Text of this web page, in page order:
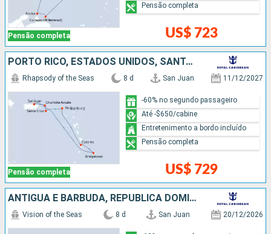
Pensão completa US$ 723
Pensão completa
PORTO RICO, ESTADOS UNIDOS, SANTA LUCIA, BARBADOS
Pensão completa
Rhapsody of the Seas 8 d San Juan 11/12/2027
US$ 729
-60% no segundo passageiro
Até -$650/cabine
Entretenimento a bordo incluído
Pensão completa
ANTIGUA E BARBUDA, REPUBLICA DOMINICANA, PORTO RICO
Vision of the Seas 8 d San Juan 20/12/2026